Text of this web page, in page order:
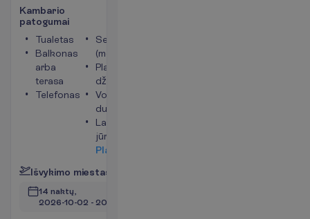
Kambario
patogumai
Tualetas
Balkonas
arba
terasa
Telefonas
Seifas
(mokama)
Plaukų
džiovintuvas
Vonia arba
dušas
Langai į
jūros pusę
Pla
Išvykimo miestas
14 naktų,
2026-10-02 - 2026-10-16